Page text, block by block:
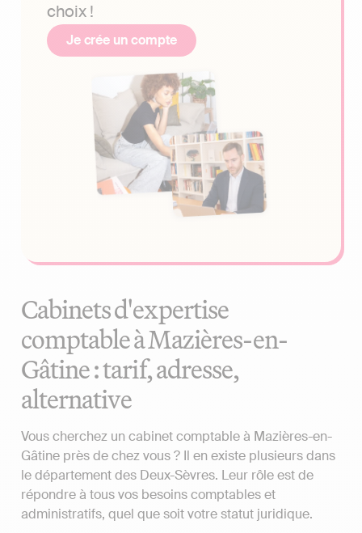
choix !
Je crée un compte
Cabinets d'expertise
comptable à Mazières-en-
Gâtine : tarif, adresse,
alternative
Vous cherchez un cabinet comptable à Mazières-en-
Gâtine près de chez vous ? Il en existe plusieurs dans
le département des Deux-Sèvres. Leur rôle est de
répondre à tous vos besoins comptables et
administratifs, quel que soit votre statut juridique.